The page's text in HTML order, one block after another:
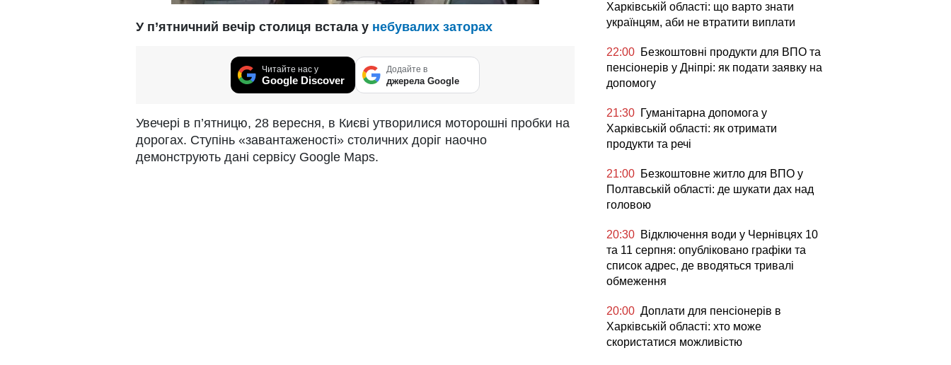
У п’ятничний вечір столиця встала у небувалих заторах
Читайте нас у
Google Discover
Додайте в
джерела Google
Увечері в п’ятницю, 28 вересня, в Києві утворилися моторошні пробки на
дорогах. Ступінь «завантаженості» столичних доріг наочно
демонструють дані сервісу Google Maps.
Харківській області: що варто знати
українцям, аби не втратити виплати
22:00 Безкоштовні продукти для ВПО та
пенсіонерів у Дніпрі: як подати заявку на
допомогу
21:30 Гуманітарна допомога у
Харківській області: як отримати
продукти та речі
21:00 Безкоштовне житло для ВПО у
Полтавській області: де шукати дах над
головою
20:30 Відключення води у Чернівцях 10
та 11 серпня: опубліковано графіки та
список адрес, де вводяться тривалі
обмеження
20:00 Доплати для пенсіонерів в
Харківській області: хто може
скористатися можливістю